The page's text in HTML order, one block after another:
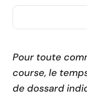
Pour toute
course, le
de dossard